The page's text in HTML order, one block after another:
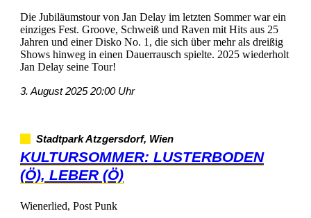
DieJubiläumstourvonJanDelayimletztenSommerwarein
einzigesFest.Groove,SchweißundRavenmitHitsaus25
JahrenundeinerDiskoNo.1,diesichübermehralsdreißig
ShowshinwegineinenDauerrauschspielte.2025wiederholt
JanDelayseineTour!
3.August202520:00Uhr
StadtparkAtzgersdorf,Wien
KULTURSOMMER:LUSTERBODEN
(Ö),LEBER(Ö)
Wienerlied,PostPunk